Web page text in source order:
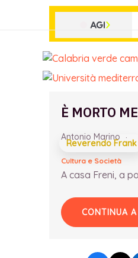
Reverendo Frank
È MORTO
Antonio Marino
Cultura e Società
A casa Freni, a
CONTINUA A